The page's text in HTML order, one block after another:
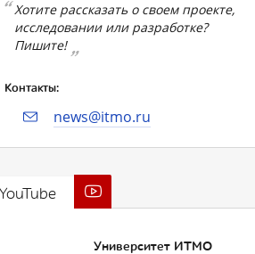
Хотите рассказать о своем проекте,
исследовании или разработке?
Пишите!
Контакты:
news@itmo.ru
Университет ИТМО